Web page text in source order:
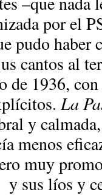
por el
pudo haber
cantos al
de 1936,
La
y
menos
muy
sus líos y